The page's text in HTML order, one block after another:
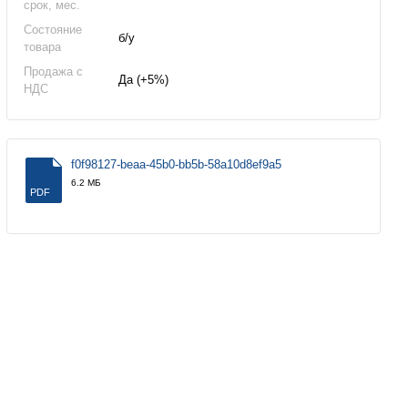
срок, мес.
Состояние
товара
б/у
Продажа с
НДС
Да (+5%)
PDF
f0f98127-beaa-45b0-bb5b-58a10d8ef9a5
6.2 МБ